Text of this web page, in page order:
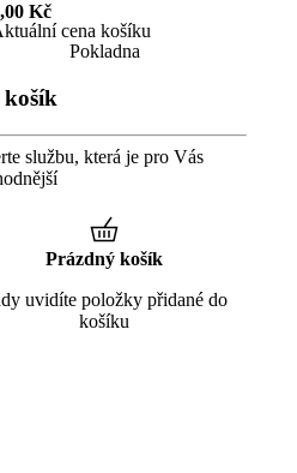
KčAktuální cena košíku
Kč
cena košíku
Pokladna
košík
službu, která je pro Vás
Prázdný košík
uvidíte položky přidané do
košíku